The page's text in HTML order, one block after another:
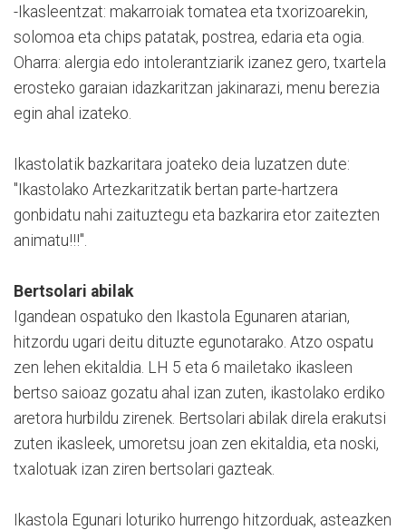
-Ikasleentzat: makarroiak tomatea eta txorizoarekin,
solomoa eta chips patatak, postrea, edaria eta ogia.
Oharra: alergia edo intolerantziarik izanez gero, txartela
erosteko garaian idazkaritzan jakinarazi, menu berezia
egin ahal izateko.
Ikastolatik bazkaritara joateko deia luzatzen dute:
"Ikastolako Artezkaritzatik bertan parte-hartzera
gonbidatu nahi zaituztegu eta bazkarira etor zaitezten
animatu!!!".
Bertsolari abilak
Igandean ospatuko den Ikastola Egunaren atarian,
hitzordu ugari deitu dituzte egunotarako. Atzo ospatu
zen lehen ekitaldia. LH 5 eta 6 mailetako ikasleen
bertso saioaz gozatu ahal izan zuten, ikastolako erdiko
aretora hurbildu zirenek. Bertsolari abilak direla erakutsi
zuten ikasleek, umoretsu joan zen ekitaldia, eta noski,
txalotuak izan ziren bertsolari gazteak.
Ikastola Egunari loturiko hurrengo hitzorduak, asteazken